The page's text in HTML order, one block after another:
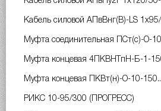
Кабель силовой АПвВнг(B)-LS
Муфта соединительная ПСт(с)-О-
Муфта концевая 4ПКВНТпН-Б-1-
Муфта концевая ПКВт(н)-О-10-
РИКС 10-95/300 (ПРОГРЕСС)